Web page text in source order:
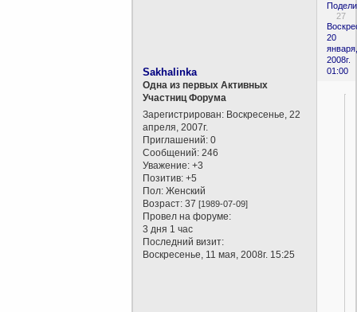
27
20
января,
2008г.
01:00
Sakhalinka
Одна из первых Активных
Участниц Форума
Зарегистрирован: Воскресенье, 22
апреля, 2007г.
Приглашений: 0
Сообщений: 246
Уважение: +3
Позитив: +5
Пол: Женский
Возраст: 37[1989-07-09]
Провел на форуме:
3 дня 1 час
Последний визит:
Воскресенье, 11 мая, 2008г. 15:25